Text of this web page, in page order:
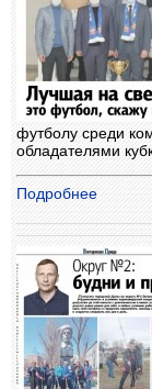
футболу среди
обладателями
Подробнее